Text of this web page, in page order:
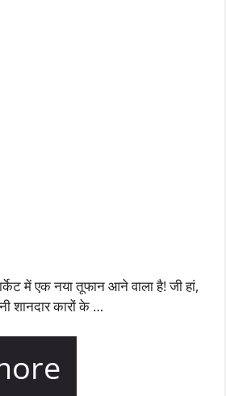
में एक नया तूफान आने वाला है! जी हां,
शानदार कारों के …